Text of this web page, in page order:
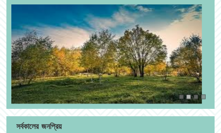
সর্বকালের জনপ্রিয়